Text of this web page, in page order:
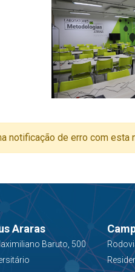
notificação de erro com esta
Araras
Baruto, 500